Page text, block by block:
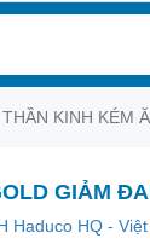
KINH KÉM
GIẢM
Haduco HQ -